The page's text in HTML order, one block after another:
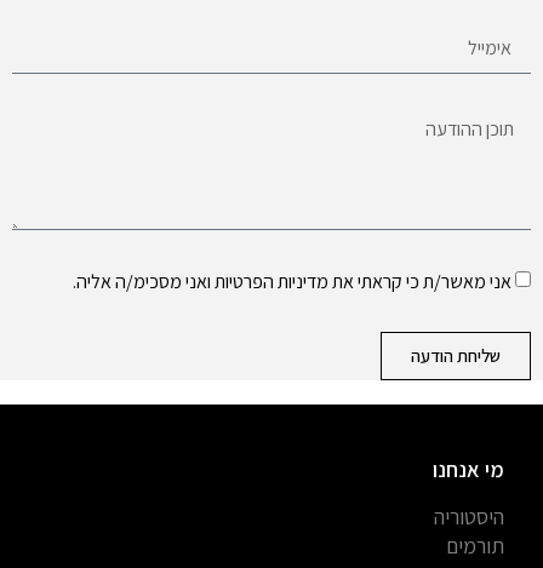
אני מאשר/ת כי קראתי אתמדיניות הפרטיותואני מסכימ/ה אליה.
שליחת הודעה
מי אנחנו
היסטוריה
תורמים